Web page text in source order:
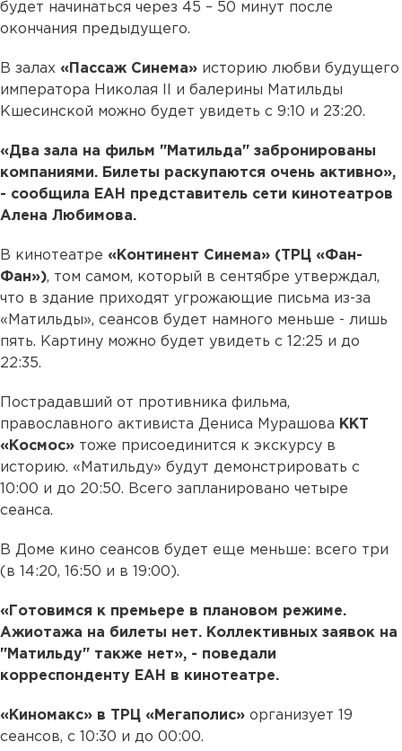
будет начинаться через 45 – 50 минут после
окончания предыдущего.
В залах «Пассаж Синема» историю любви будущего
императора Николая II и балерины Матильды
Кшесинской можно будет увидеть с 9:10 и 23:20.
«Два зала на фильм "Матильда" забронированы
компаниями. Билеты раскупаются очень активно»,
- сообщила ЕАН представитель сети кинотеатров
Алена Любимова.
В кинотеатре «Континент Синема» (ТРЦ «Фан-
Фан»), том самом, который в сентябре утверждал,
что в здание приходят угрожающие письма из-за
«Матильды», сеансов будет намного меньше - лишь
пять. Картину можно будет увидеть с 12:25 и до
22:35.
Пострадавший от противника фильма,
православного активиста Дениса Мурашова ККТ
«Космос» тоже присоединится к экскурсу в
историю. «Матильду» будут демонстрировать с
10:00 и до 20:50. Всего запланировано четыре
сеанса.
В Доме кино сеансов будет еще меньше: всего три
(в 14:20, 16:50 и в 19:00).
«Готовимся к премьере в плановом режиме.
Ажиотажа на билеты нет. Коллективных заявок на
"Матильду" также нет», - поведали
корреспонденту ЕАН в кинотеатре.
«Киномакс» в ТРЦ «Мегаполис» организует 19
сеансов, с 10:30 и до 00:00.